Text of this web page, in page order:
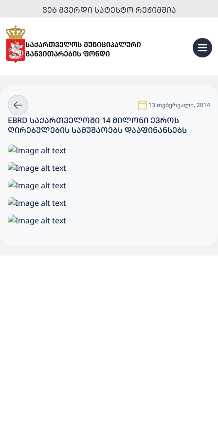
ᲕᲔᲑ ᲒᲕᲔᲠᲓᲘ ᲡᲐᲢᲔᲡᲢᲝ ᲠᲔᲟᲘᲛᲨᲘᲐ
13 თებერვალი, 2014
EBRD ᲡᲐᲥᲐᲠᲗᲕᲔᲚᲝᲨᲘ 14 ᲛᲘᲚᲝᲜᲘ ᲔᲕᲠᲝᲡ
ᲦᲘᲠᲔᲑᲣᲚᲔᲑᲘᲡ ᲡᲐᲛᲣᲨᲐᲝᲔᲑᲡ ᲓᲐᲐᲤᲘᲜᲐᲜᲡᲔᲑᲡ